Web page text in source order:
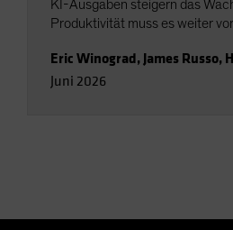
KI-Ausgaben steigern das
Produktivität muss es weiter
Eric Winograd, James Russo,
Juni 2026